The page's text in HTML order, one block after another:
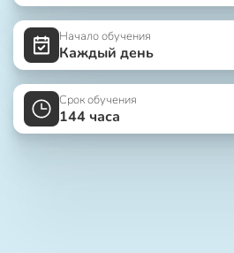
Начало обучения
Каждый день
Срок обучения
144 часа